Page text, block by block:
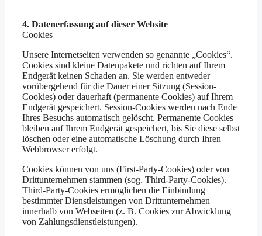
4. Datenerfassung auf dieser Website
Cookies
Unsere Internetseiten verwenden so genannte „Cookies“.
Cookies sind kleine Datenpakete und richten auf Ihrem
Endgerät keinen Schaden an. Sie werden entweder
vorübergehend für die Dauer einer Sitzung (Session-
Cookies) oder dauerhaft (permanente Cookies) auf Ihrem
Endgerät gespeichert. Session-Cookies werden nach Ende
Ihres Besuchs automatisch gelöscht. Permanente Cookies
bleiben auf Ihrem Endgerät gespeichert, bis Sie diese selbst
löschen oder eine automatische Löschung durch Ihren
Webbrowser erfolgt.
Cookies können von uns (First-Party-Cookies) oder von
Drittunternehmen stammen (sog. Third-Party-Cookies).
Third-Party-Cookies ermöglichen die Einbindung
bestimmter Dienstleistungen von Drittunternehmen
innerhalb von Webseiten (z. B. Cookies zur Abwicklung
von Zahlungsdienstleistungen).